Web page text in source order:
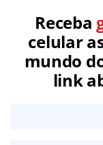
Receba
celular
mundo
link